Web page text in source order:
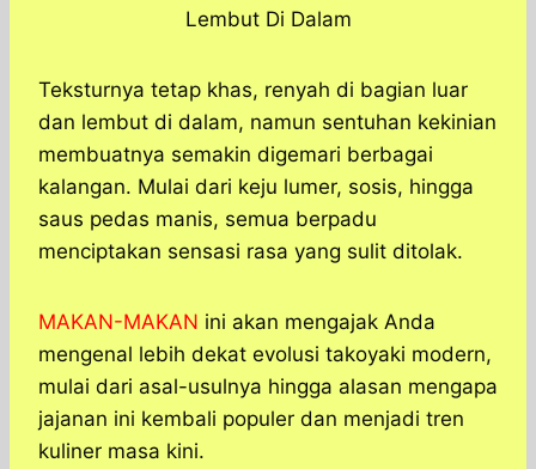
Teksturnya tetap khas, renyah di bagian luar
dan lembut di dalam, namun sentuhan kekinian
membuatnya semakin digemari berbagai
kalangan. Mulai dari keju lumer, sosis, hingga
saus pedas manis, semua berpadu
menciptakan sensasi rasa yang sulit ditolak.
MAKAN-MAKAN ini akan mengajak Anda
mengenal lebih dekat evolusi takoyaki modern,
mulai dari asal-usulnya hingga alasan mengapa
jajanan ini kembali populer dan menjadi tren
kuliner masa kini.